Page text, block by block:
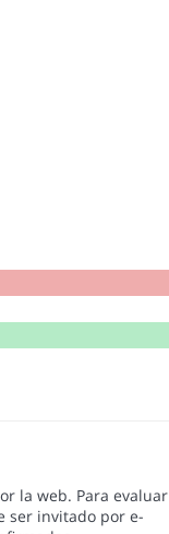
la web. Para evaluar
ser invitado por e-